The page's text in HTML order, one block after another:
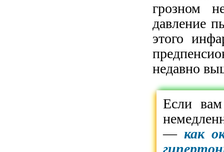
грозном
давление
этого
недавно
Если
—как